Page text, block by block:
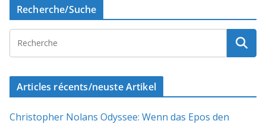
Recherche/Suche
Articles récents/neuste Artikel
Christopher Nolans Odyssee: Wenn das Epos den